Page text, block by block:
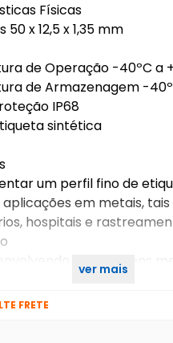
Físicas
50 x 12,5 x 1,35 mm
de Operação -40ºC a
de Armazenagem -
IP68
sintética
um perfil fino de
em metais, tais
hospitais e
embalagens
ver mais
FRETE